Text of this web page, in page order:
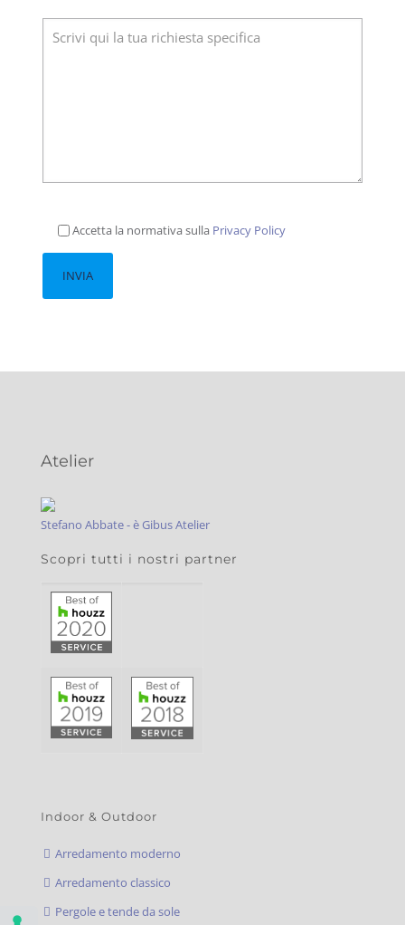
Accetta la normativa sulla Privacy Policy
Atelier
Stefano Abbate - è Gibus Atelier
Scopri tutti i nostri partner
Indoor & Outdoor
Arredamento moderno
Arredamento classico
Pergole e tende da sole